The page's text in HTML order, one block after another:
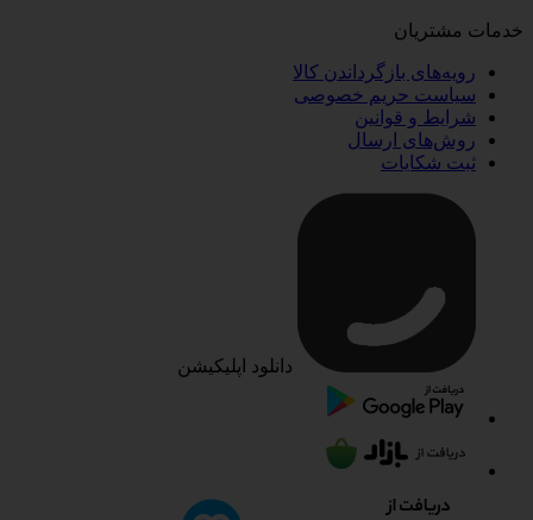
خدمات مشتریان
رویه‌های بازگرداندن کالا
سیاست حریم خصوصی
شرایط و قوانین
روش‌های ارسال
ثبت شکایات
دانلود اپلیکیشن